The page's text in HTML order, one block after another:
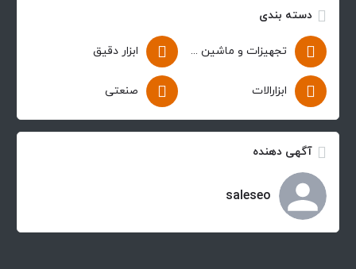
دسته بندی
تجهیزات و ماشین آلات ابزار دقیق
ابزارالات صنعتی
آگهی دهنده
saleseo